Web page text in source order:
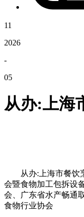
11
2026
-
05
从办:上海
从办:上海市餐饮烹
会暨食物加工包拆设
会、广东省水产畅通
食物行业协会